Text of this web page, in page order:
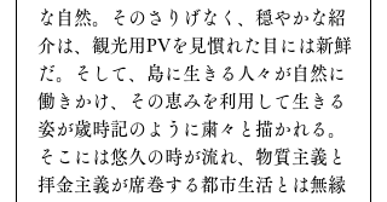
な自然。そのさりげなく、穏やかな紹
介は、観光用PVを見慣れた目には新鮮
だ。そして、島に生きる人々が自然に
働きかけ、その恵みを利用して生きる
姿が歳時記のように粛々と描かれる。
そこには悠久の時が流れ、物質主義と
拝金主義が席巻する都市生活とは無縁